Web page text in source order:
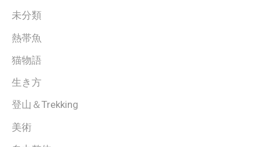
未分類
熱帯魚
猫物語
生き方
登山＆Trekking
美術